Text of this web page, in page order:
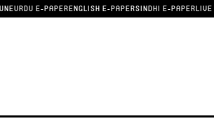
URDU E-PAPERENGLISH E-PAPERSINDHI E-PAPERLIVE